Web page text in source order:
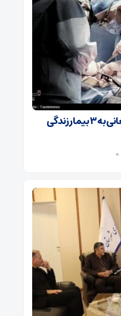
اهدای اعضای کودک ۶ ساله دامغانی به ۳ بیمار زندگی
۰